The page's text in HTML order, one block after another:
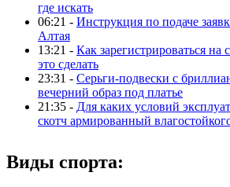
где искать
06:21 - Инструкция по подаче
Алтая
13:21 - Как зарегистрироваться на
это сделать
23:31 - Серьги-подвески с
вечерний образ под платье
21:35 - Для каких условий
скотч армированный
Виды спорта: